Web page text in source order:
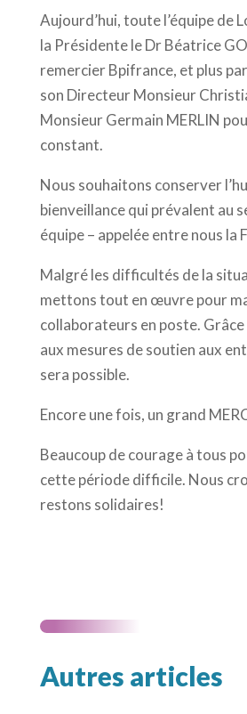
Aujourd’hui, toute l’équipe de
la Présidente le Dr Béatrice
remercier Bpifrance, et plus
son Directeur Monsieur
Monsieur Germain MERLIN
constant.
Nous souhaitons conserver
bienveillance qui prévalent au
équipe – appelée entre nous la
Malgré les difficultés de la
mettons tout en œuvre pour
collaborateurs en poste.
aux mesures de soutien aux
sera possible.
Encore une fois, un grand
Beaucoup de courage à tous
cette période difficile. Nous
restons solidaires!
Autres articles